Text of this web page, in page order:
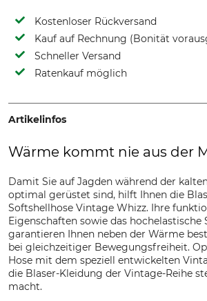
Kostenloser Rückversand
Kauf auf Rechnung (Bonität
Schneller Versand
Ratenkauf möglich
Artikelinfos
Wärme kommt nie aus der
Damit Sie auf Jagden während der
optimal gerüstet sind, hilft Ihnen die
Softshellhose Vintage Whizz. Ihre
Eigenschaften sowie das hochelastische
garantieren Ihnen neben der Wärme
bei gleichzeitiger Bewegungsfreiheit.
Hose mit dem speziell entwickelten
die Blaser-Kleidung der Vintage-Reihe
macht.